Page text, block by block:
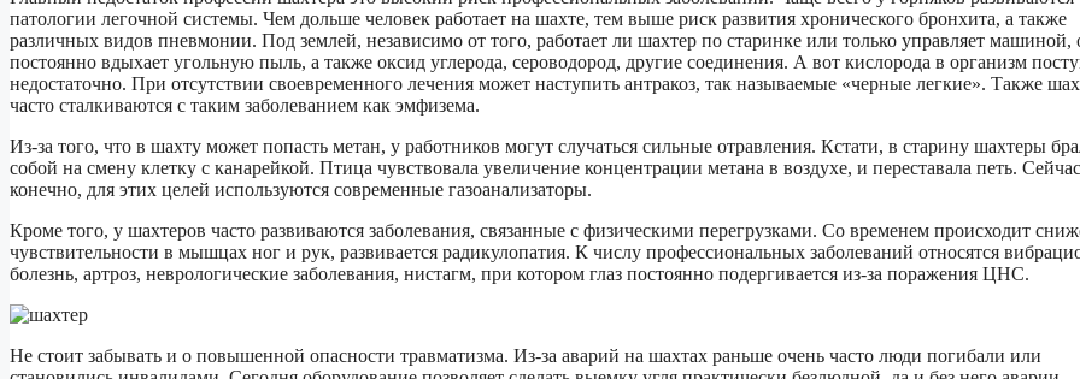
патологии легочной системы. Чем дольше человек работает на шахте, тем выше риск развития хронического бронхита, а также
различных видов пневмонии. Под землей, независимо от того, работает ли шахтер по старинке или только управляет машиной,
постоянно вдыхает угольную пыль, а также оксид углерода, сероводород, другие соединения. А вот кислорода в организм
недостаточно. При отсутствии своевременного лечения может наступить антракоз, так называемые «черные легкие». Также
часто сталкиваются с таким заболеванием как эмфизема.
Из-за того, что в шахту может попасть метан, у работников могут случаться сильные отравления. Кстати, в старину шахтеры
собой на смену клетку с канарейкой. Птица чувствовала увеличение концентрации метана в воздухе, и переставала петь.
конечно, для этих целей используются современные газоанализаторы.
Кроме того, у шахтеров часто развиваются заболевания, связанные с физическими перегрузками. Со временем происходит
чувствительности в мышцах ног и рук, развивается радикулопатия. К числу профессиональных заболеваний относятся
болезнь, артроз, неврологические заболевания, нистагм, при котором глаз постоянно подергивается из-за поражения ЦНС.
Не стоит забывать и о повышенной опасности травматизма. Из-за аварий на шахтах раньше очень часто люди погибали или